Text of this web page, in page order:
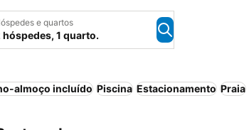
e quartos
hóspedes, 1 quarto.
almoço incluído Piscina Estacionamento Praia